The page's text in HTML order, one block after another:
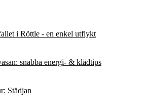
i Röttle - en enkel utflykt
snabba energi- & klädtips
Städjan